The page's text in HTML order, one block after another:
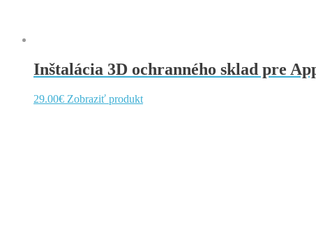
Inštalácia 3D ochranného sklad pre
29.00€ Zobraziť produkt